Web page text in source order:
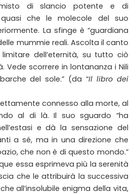
di slancio potente e di
che le molecole del suo
La sfinge è “guardiana
mummie reali. Ascolta il canto
dell’eternità, su tutto ciò
Vede scorrere in lontananza i Nili
del sole.” (da “Il libro dei
connesso alla morte, al
al di là. Il suo sguardo “ha
e dà la sensazione del
a sé, ma in una direzione che
che non è di questo mondo.”
essa esprimeva più la serenità
che le attribuirà la successiva
all’insolubile enigma della vita,